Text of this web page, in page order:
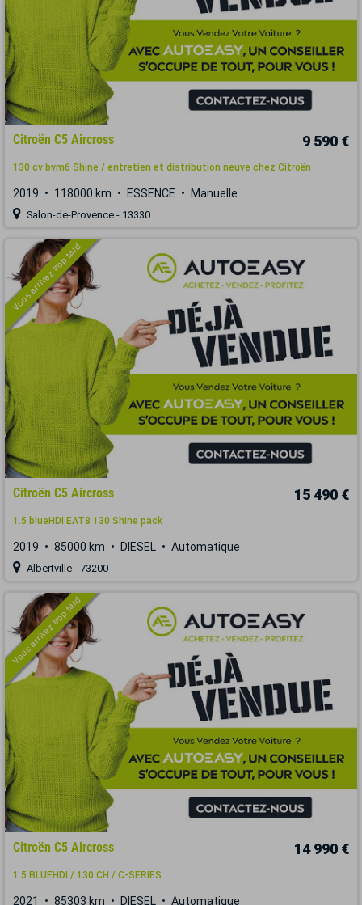
Citroën C5 Aircross 9 590 €
130 cv bvm6 Shine / entretien et distribution neuve chez Citroën
2019 118000 km ESSENCE Manuelle
Salon-de-Provence - 13330
Vous arrivez trop tard
Citroën C5 Aircross 15 490 €
1.5 blueHDI EAT8 130 Shine pack
2019 85000 km DIESEL Automatique
Albertville - 73200
Vous arrivez trop tard
Citroën C5 Aircross 14 990 €
1.5 BLUEHDI / 130 CH / C-SERIES
2021 85303 km DIESEL Automatique